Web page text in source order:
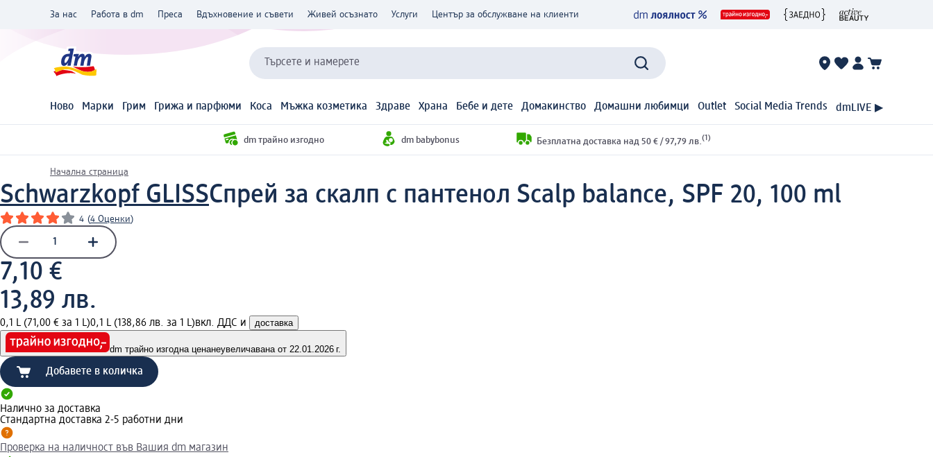
За нас Работа в dm Преса Вдъхновение и съвети Живей осъзнато Услуги Център за обслужване на клиенти
Търсете и намерете
Ново Марки Грим Грижа и парфюми Коса Мъжка козметика Здраве Храна Бебе и дете Домакинство Домашни любимци Outlet Social Media Trends dmLIVE ▶
dm трайно изгодно dm babybonus Безплатна доставка над 50 € / 97,79 лв. (1)
Начална страница
Schwarzkopf GLISSСпрей за скалп с пантенол Scalp balance, SPF 20, 100 ml
4 (4 Оценки)
7,10 €
13,89 лв.
0,1 L (71,00 € за 1 L)0,1 L (138,86 лв. за 1 L)вкл. ДДС и доставка
dm трайно изгодна ценанеувеличавана от 22.01.2026 г.
Добавете в количка
Налично за доставка
Стандартна доставка 2-5 работни дни
Проверка на наличност във Вашия dm магазин